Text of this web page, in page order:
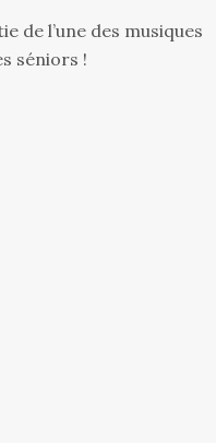
de l’une des musiques
séniors !